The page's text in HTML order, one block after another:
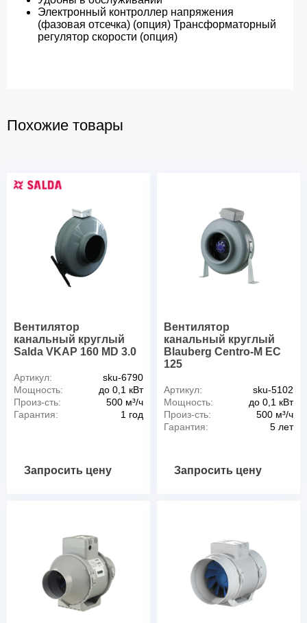
Электронный контроллер напряжения
(фазовая отсечка) (опция) Трансформаторный
регулятор скорости (опция)
Похожие товары
Вентилятор
канальный круглый
Salda VKAP 160 MD 3.0
Артикул:
sku-6790
Мощность:
до 0,1 кВт
Произ-сть:
500 м³/ч
Гарантия:
1 год
Запросить цену
Вентилятор
канальный круглый
Blauberg Centro-M EC
125
Артикул:
sku-5102
Мощность:
до 0,1 кВт
Произ-сть:
500 м³/ч
Гарантия:
5 лет
Запросить цену